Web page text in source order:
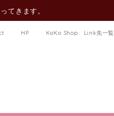
てきます。
HP KoKo Shop Link先一覧